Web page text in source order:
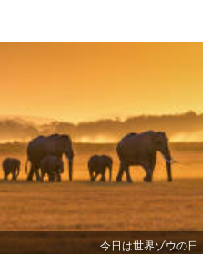
今日は世界ゾウの日